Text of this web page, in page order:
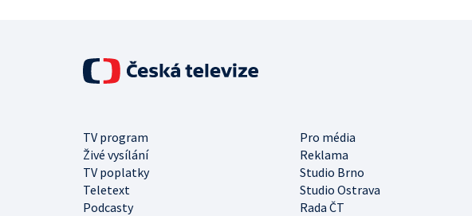
TV program
Pro média
Živé vysílání
Reklama
TV poplatky
Studio Brno
Teletext
Studio Ostrava
Podcasty
Rada ČT